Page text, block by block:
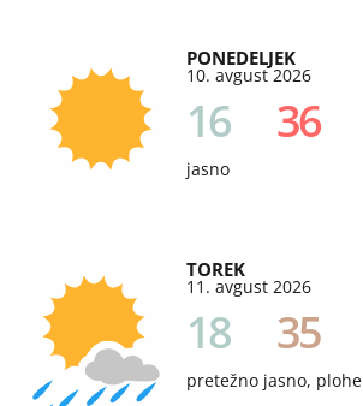
PONEDELJEK
10. avgust 2026
16 36
jasno
TOREK
11. avgust 2026
18 35
pretežno jasno, plohe